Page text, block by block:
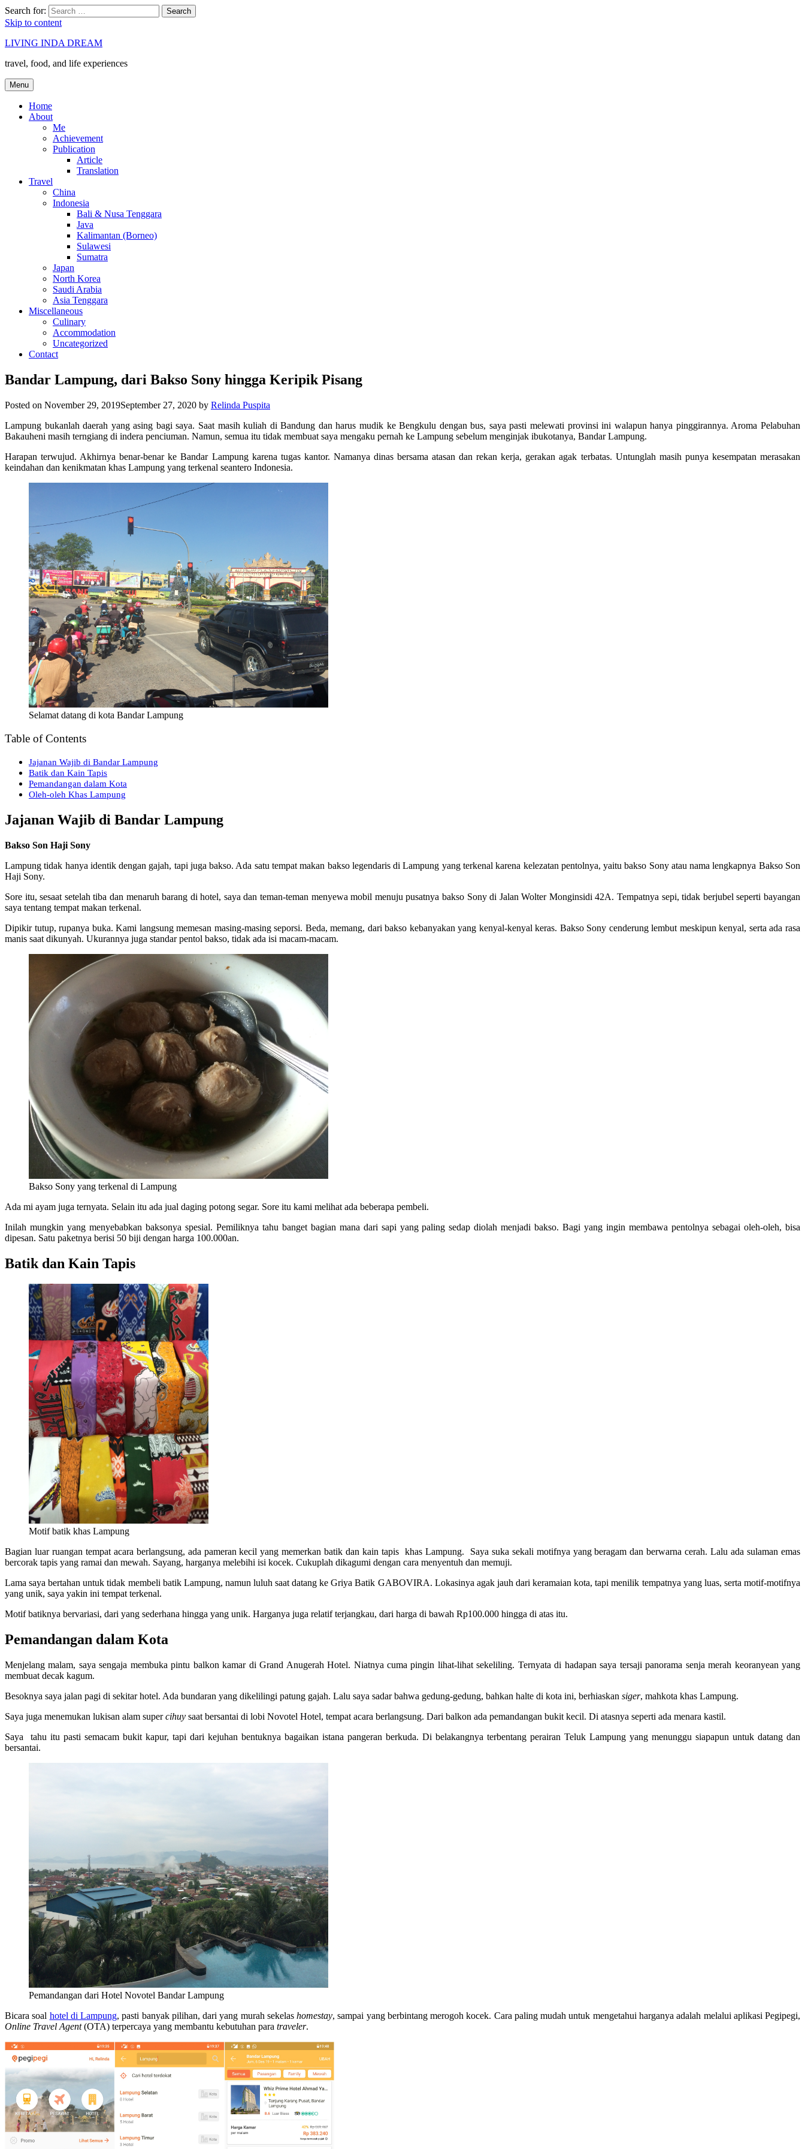
Search for: Search
Skip to content
LIVING INDA DREAM
travel, food, and life experiences
Menu
Home
About
Me
Achievement
Publication
Article
Translation
Travel
China
Indonesia
Bali & Nusa Tenggara
Java
Kalimantan (Borneo)
Sulawesi
Sumatra
Japan
North Korea
Saudi Arabia
Asia Tenggara
Miscellaneous
Culinary
Accommodation
Uncategorized
Contact
Bandar Lampung, dari Bakso Sony hingga Keripik Pisang
Posted on November 29, 2019September 27, 2020 by Relinda Puspita
Lampung bukanlah daerah yang asing bagi saya. Saat masih kuliah di Bandung dan harus mudik ke Bengkulu dengan bus, saya pasti melewati provinsi ini walapun hanya pinggirannya. Aroma Pelabuhan
Bakauheni masih terngiang di indera penciuman. Namun, semua itu tidak membuat saya mengaku pernah ke Lampung sebelum menginjak ibukotanya, Bandar Lampung.
Harapan terwujud. Akhirnya benar-benar ke Bandar Lampung karena tugas kantor. Namanya dinas bersama atasan dan rekan kerja, gerakan agak terbatas. Untunglah masih punya kesempatan merasakan
keindahan dan kenikmatan khas Lampung yang terkenal seantero Indonesia.
Selamat datang di kota Bandar Lampung
Table of Contents
Jajanan Wajib di Bandar Lampung
Batik dan Kain Tapis
Pemandangan dalam Kota
Oleh-oleh Khas Lampung
Jajanan Wajib di Bandar Lampung
Bakso Son Haji Sony
Lampung tidak hanya identik dengan gajah, tapi juga bakso. Ada satu tempat makan bakso legendaris di Lampung yang terkenal karena kelezatan pentolnya, yaitu bakso Sony atau nama lengkapnya Bakso Son
Haji Sony.
Sore itu, sesaat setelah tiba dan menaruh barang di hotel, saya dan teman-teman menyewa mobil menuju pusatnya bakso Sony di Jalan Wolter Monginsidi 42A. Tempatnya sepi, tidak berjubel seperti bayangan
saya tentang tempat makan terkenal.
Dipikir tutup, rupanya buka. Kami langsung memesan masing-masing seporsi. Beda, memang, dari bakso kebanyakan yang kenyal-kenyal keras. Bakso Sony cenderung lembut meskipun kenyal, serta ada rasa
manis saat dikunyah. Ukurannya juga standar pentol bakso, tidak ada isi macam-macam.
Bakso Sony yang terkenal di Lampung
Ada mi ayam juga ternyata. Selain itu ada jual daging potong segar. Sore itu kami melihat ada beberapa pembeli.
Inilah mungkin yang menyebabkan baksonya spesial. Pemiliknya tahu banget bagian mana dari sapi yang paling sedap diolah menjadi bakso. Bagi yang ingin membawa pentolnya sebagai oleh-oleh, bisa
dipesan. Satu paketnya berisi 50 biji dengan harga 100.000an.
Batik dan Kain Tapis
Motif batik khas Lampung
Bagian luar ruangan tempat acara berlangsung, ada pameran kecil yang memerkan batik dan kain tapis khas Lampung. Saya suka sekali motifnya yang beragam dan berwarna cerah. Lalu ada sulaman emas
bercorak tapis yang ramai dan mewah. Sayang, harganya melebihi isi kocek. Cukuplah dikagumi dengan cara menyentuh dan memuji.
Lama saya bertahan untuk tidak membeli batik Lampung, namun luluh saat datang ke Griya Batik GABOVIRA. Lokasinya agak jauh dari keramaian kota, tapi menilik tempatnya yang luas, serta motif-motifnya
yang unik, saya yakin ini tempat terkenal.
Motif batiknya bervariasi, dari yang sederhana hingga yang unik. Harganya juga relatif terjangkau, dari harga di bawah Rp100.000 hingga di atas itu.
Pemandangan dalam Kota
Menjelang malam, saya sengaja membuka pintu balkon kamar di Grand Anugerah Hotel. Niatnya cuma pingin lihat-lihat sekeliling. Ternyata di hadapan saya tersaji panorama senja merah keoranyean yang
membuat decak kagum.
Besoknya saya jalan pagi di sekitar hotel. Ada bundaran yang dikelilingi patung gajah. Lalu saya sadar bahwa gedung-gedung, bahkan halte di kota ini, berhiaskan siger, mahkota khas Lampung.
Saya juga menemukan lukisan alam supercihuy saat bersantai di lobi Novotel Hotel, tempat acara berlangsung. Dari balkon ada pemandangan bukit kecil. Di atasnya seperti ada menara kastil.
Saya tahu itu pasti semacam bukit kapur, tapi dari kejuhan bentuknya bagaikan istana pangeran berkuda. Di belakangnya terbentang perairan Teluk Lampung yang menunggu siapapun untuk datang dan
bersantai.
Pemandangan dari Hotel Novotel Bandar Lampung
Bicara soal hotel di Lampung, pasti banyak pilihan, dari yang murah sekelashomestay, sampai yang berbintang merogoh kocek. Cara paling mudah untuk mengetahui harganya adalah melalui aplikasi Pegipegi,
Online Travel Agent(OTA) terpercaya yang membantu kebutuhan para traveler.